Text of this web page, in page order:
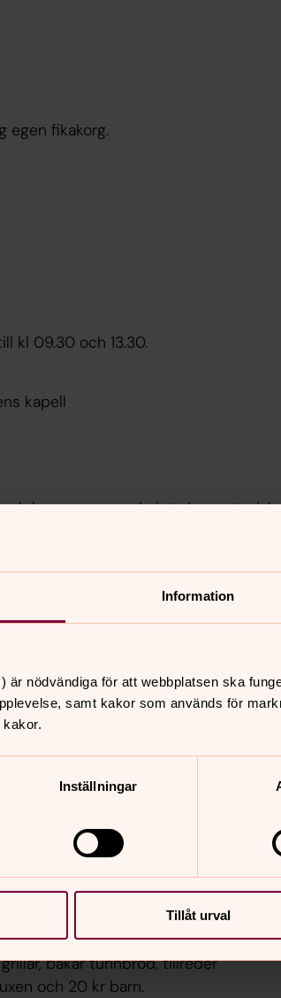
Information
är nödvändiga för att webbplatsen ska
samt kakor som används för
Inställningar
Tillåt urval
egen fikakorg.
kl 09.30 och 13.30.
kapell
kom, men om du inte har material
– sång & text betyder så mycket!
kruka. Pris 50 kr.
bakar tunnbröd, tillreder
och 20 kr barn.